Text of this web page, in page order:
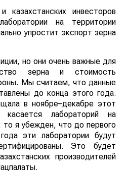
казахстанских инвесторов
на территории
упростит экспорт зерна
но они очень важные для
зерна и стоимость
Мы считаем, что данные
до конца этого года.
в ноябре–декабре этот
лабораторий на
то я убежден, что до первого
эти лаборатории будут
Это будет
производителей